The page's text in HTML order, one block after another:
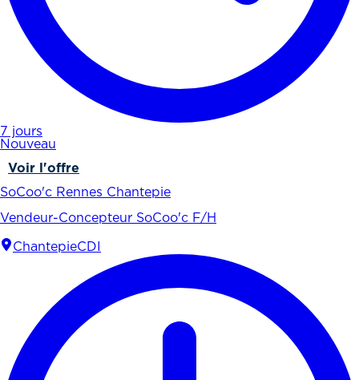
7 jours
Nouveau
Voir l'offre
SoCoo'c Rennes Chantepie
Vendeur-Concepteur SoCoo'c F/H
ChantepieCDI